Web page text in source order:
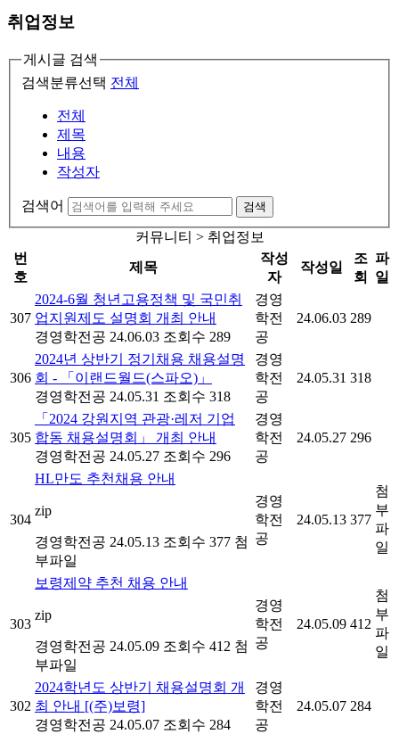
취업정보
게시글 검색
검색분류선택 전체
전체
제목
내용
작성자
검색어 검색
커뮤니티 > 취업정보
번
호
제목
작성
자
작성일
조
회
파
일
307
2024-6월 청년고용정책 및 국민취
업지원제도 설명회 개최 안내
경영학전공 24.06.03 조회수 289
경영
학전
공
24.06.03 289
306
2024년 상반기 정기채용 채용설명
회 - 「이랜드월드(스파오)」
경영학전공 24.05.31 조회수 318
경영
학전
공
24.05.31 318
305
「2024 강원지역 관광·레저 기업
합동 채용설명회」 개최 안내
경영학전공 24.05.27 조회수 296
경영
학전
공
24.05.27 296
304
HL만도 추천채용 안내
zip
경영학전공 24.05.13 조회수 377 첨
부파일
경영
학전
공
24.05.13 377
첨
부
파
일
303
보령제약 추천 채용 안내
zip
경영학전공 24.05.09 조회수 412 첨
부파일
경영
학전
공
24.05.09 412
첨
부
파
일
302
2024학년도 상반기 채용설명회 개
최 안내 [(주)보령]
경영학전공 24.05.07 조회수 284
경영
학전
공
24.05.07 284